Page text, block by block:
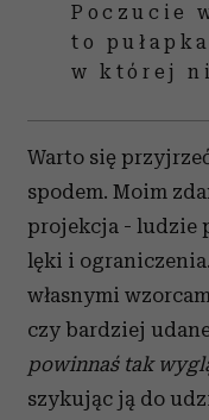
Poczucie
to
w której
Warto się
spodem. Moim
projekcja - ludzie
lęki i
własnymi
czy bardziej
powinnaś tak
szykując ją do